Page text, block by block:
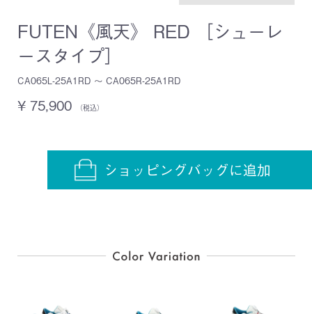
FUTEN《風天》 RED ［シューレ
ースタイプ］
CA065L-25A1RD ～ CA065R-25A1RD
¥ 75,900 （税込）
ショッピングバッグに追加